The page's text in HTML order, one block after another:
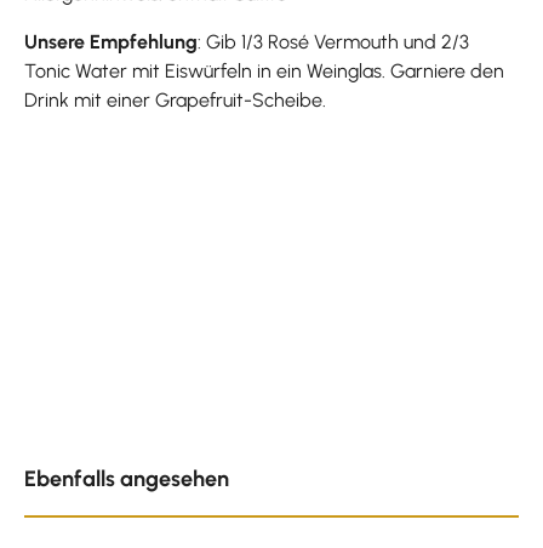
Unsere Empfehlung: Gib 1/3 Rosé Vermouth und 2/3
Tonic Water mit Eiswürfeln in ein Weinglas. Garniere den
Drink mit einer Grapefruit-Scheibe.
Ebenfalls angesehen